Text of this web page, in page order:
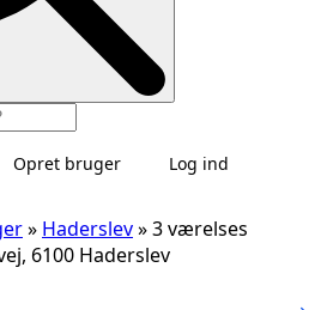
Opret bruger Log ind
» Haderslev»3 værelses
6100 Haderslev